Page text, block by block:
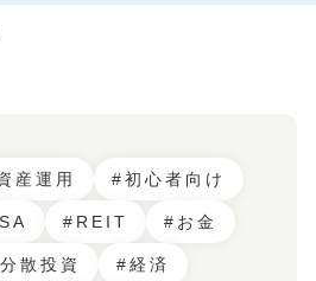
産運用 #初心者向け
#REIT #お金
散投資 #経済